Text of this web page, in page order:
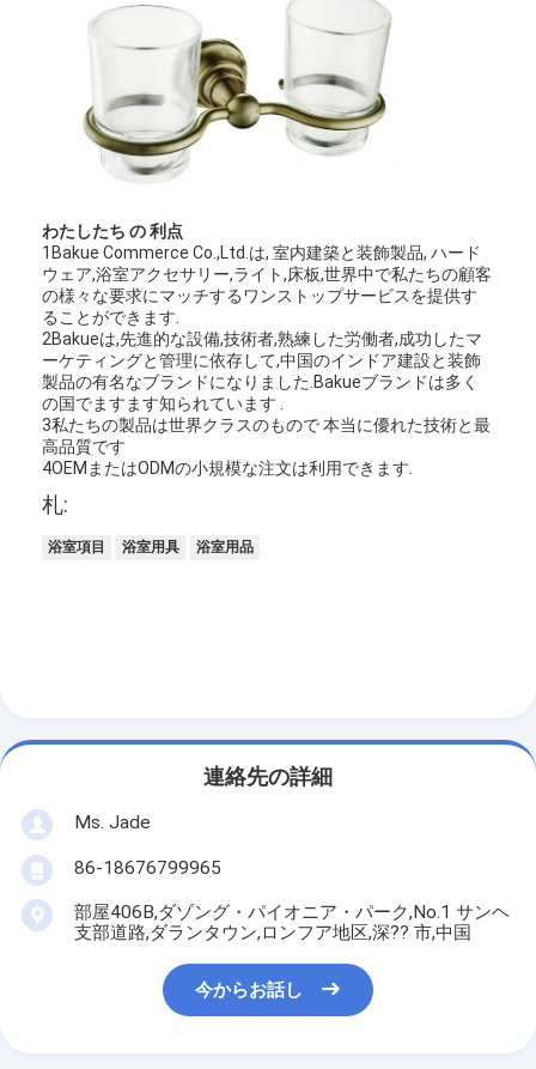
わたしたち の 利点
1Bakue Commerce Co.,Ltd.は, 室内建築と装飾製品, ハード
ウェア,浴室アクセサリー,ライト,床板,世界中で私たちの顧客
の様々な要求にマッチするワンストップサービスを提供す
ることができます.
2Bakueは,先進的な設備,技術者,熟練した労働者,成功したマ
ーケティングと管理に依存して,中国のインドア建設と装飾
製品の有名なブランドになりました.Bakueブランドは多く
の国でますます知られています .
3私たちの製品は世界クラスのもので 本当に優れた技術と最
高品質です
4OEMまたはODMの小規模な注文は利用できます.
札:
浴室項目 浴室用具 浴室用品
連絡先の詳細
Ms. Jade
86-18676799965
部屋406B,ダゾング・パイオニア・パーク,No.1 サンヘ
支部道路,ダランタウン,ロンフア地区,深?? 市,中国
今からお話し